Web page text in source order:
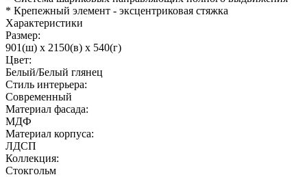
* Крепежный элемент - эксцентриковая стяжка
Характеристики
Размер:
901(ш) x 2150(в) x 540(г)
Цвет:
Белый/Белый глянец
Стиль интерьера:
Современный
Материал фасада:
МДФ
Материал корпуса:
ЛДСП
Коллекция:
Стокгольм